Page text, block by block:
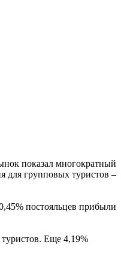
показал многократный
для групповых туристов –
постояльцев прибыли
Еще 4,19%